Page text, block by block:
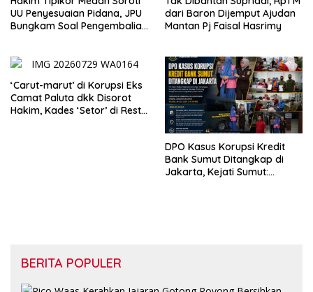
UU Penyesuaian Pidana, JPU
Bungkam Soal Pengembalian
dari Baron Dijemput Ajudan
Mantan Pj Faisal Hasrimy
‘Carut-marut’ di Korupsi Eks
Camat Paluta dkk Disorot
Hakim, Kades ‘Setor’ di Resto
DPO Kasus Korupsi Kredit
Bank Sumut Ditangkap di
Jakarta, Kejati Sumut:
BERITA POPULER